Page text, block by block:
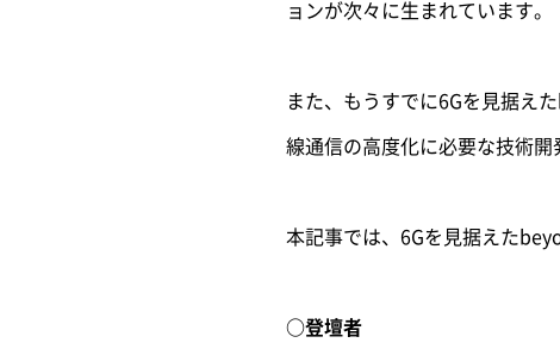
ョンが次々に生まれています。
また、もうすでに6Gを見据え
線通信の高度化に必要な技術開
本記事では、6Gを見据えた
○登壇者